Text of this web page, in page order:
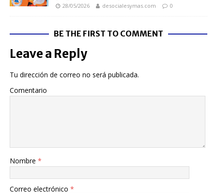
28/05/2026 desocialesymas.com 0
BE THE FIRST TO COMMENT
Leave a Reply
Tu dirección de correo no será publicada.
Comentario
Nombre *
Correo electrónico *